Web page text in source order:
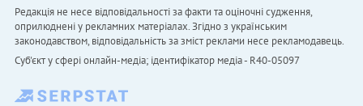
Редакція не несе відповідальності за факти та оціночні судження,
оприлюднені у рекламних матеріалах. Згідно з українським
законодавством, відповідальність за зміст реклами несе рекламодавець.
Cуб'єкт у сфері онлайн-медіа; ідентифікатор медіа - R40-05097